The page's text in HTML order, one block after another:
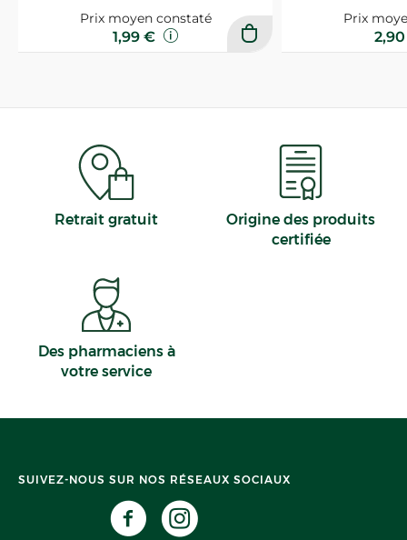
Prix moyen constaté
1,99 €
Prix
Retrait gratuit
Origine des produits
certifiée
Des pharmaciens à
votre service
SUIVEZ-NOUS SUR NOS RÉSEAUX SOCIAUX